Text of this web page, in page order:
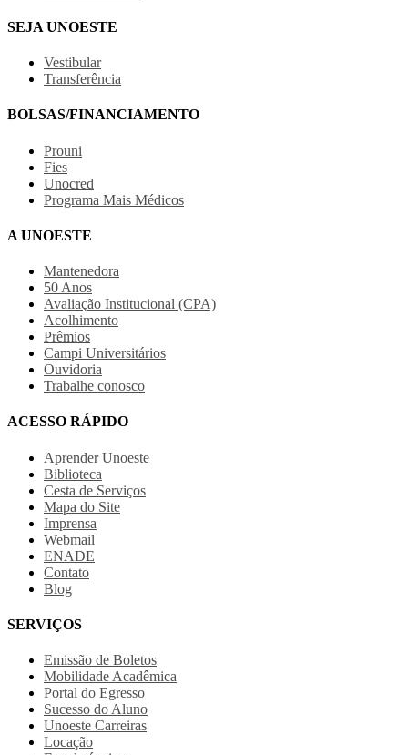
SEJA UNOESTE
Vestibular
Transferência
BOLSAS/FINANCIAMENTO
Prouni
Fies
Unocred
Programa Mais Médicos
A UNOESTE
Mantenedora
50 Anos
Avaliação Institucional (CPA)
Acolhimento
Prêmios
Campi Universitários
Ouvidoria
Trabalhe conosco
ACESSO RÁPIDO
Aprender Unoeste
Biblioteca
Cesta de Serviços
Mapa do Site
Imprensa
Webmail
ENADE
Contato
Blog
SERVIÇOS
Emissão de Boletos
Mobilidade Acadêmica
Portal do Egresso
Sucesso do Aluno
Unoeste Carreiras
Locação